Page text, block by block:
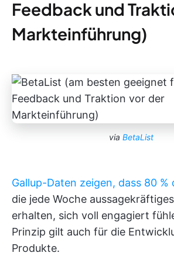
Feedback und
Markteinführung)
via BetaList
Gallup-Daten zeigen, dass 80
die jede Woche
erhalten, sich voll engagiert
Prinzip gilt auch für die
Produkte.